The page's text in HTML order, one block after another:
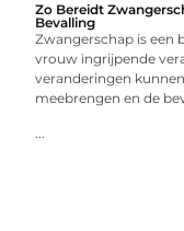
Zo Bereidt
Bevalling
Zwangerschap is een
vrouw ingrijpende
veranderingen
meebrengen en de
...